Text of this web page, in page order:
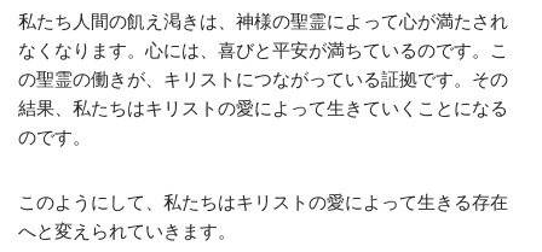
私たち人間の飢え渇きは、神様の聖霊によって心が満たされ
なくなります。心には、喜びと平安が満ちているのです。こ
の聖霊の働きが、キリストにつながっている証拠です。その
結果、私たちはキリストの愛によって生きていくことになる
のです。
このようにして、私たちはキリストの愛によって生きる存在
へと変えられていきます。